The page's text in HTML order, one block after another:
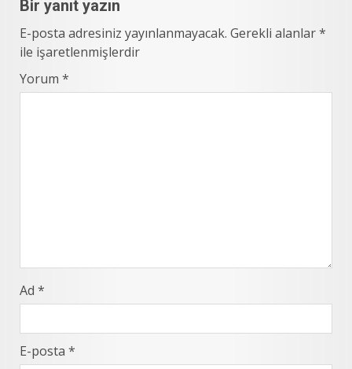
Bir yanıt yazın
E-posta adresiniz yayınlanmayacak. Gerekli alanlar*
ile işaretlenmişlerdir
Yorum *
Ad *
E-posta *